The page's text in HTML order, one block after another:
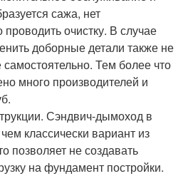
сажа, нет
очистку. В случае
доборные детали также не
самостоятельно. Тем более что
много производителей и
Сэндвич-дымоход в
классически вариант из
позволяет не создавать
на фундамент постройки.